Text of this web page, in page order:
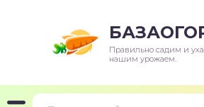
Правильно садим и
нашим урожаем.